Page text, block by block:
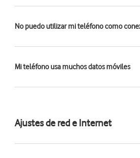
No puedo utilizar mi teléfono como
Mi teléfono usa muchos datos móviles
Ajustes de red e Internet